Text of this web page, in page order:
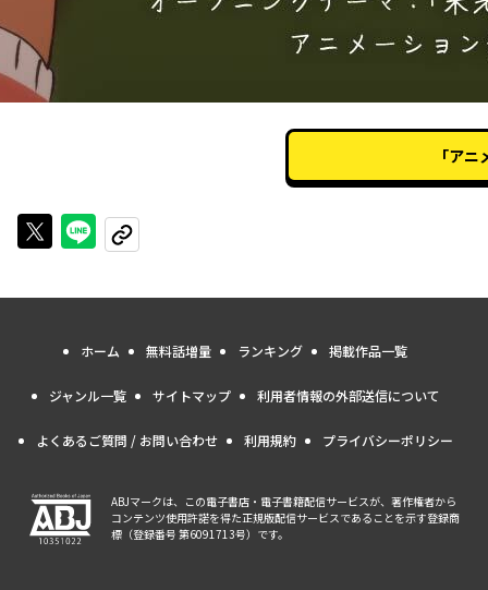
「ア
Xで投稿するLINEでシェアする
URLをコピーする
ホーム 無料話増量 ランキング 掲載作品一覧
ジャンル一覧 サイトマップ 利用者情報の外部送信について
よくあるご質問 / お問い合わせ 利用規約 プライバシーポリシー
ABJマークは、この電子書店・電子書籍配信サービスが、著作権者から
コンテンツ使用許諾を得た正規版配信サービスであることを示す登録商
標（登録番号 第6091713号）です。